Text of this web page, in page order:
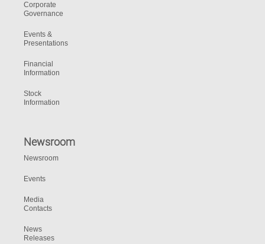
Corporate
Governance
Events &
Presentations
Financial
Information
Stock
Information
Newsroom
Newsroom
Events
Media
Contacts
News
Releases